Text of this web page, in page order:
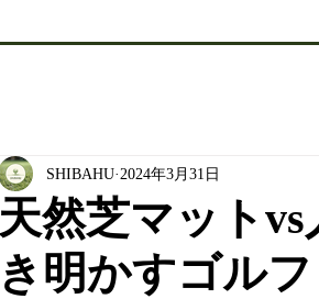
天然芝マット
き明かすゴル
SHIBAHU 2024年3月31日